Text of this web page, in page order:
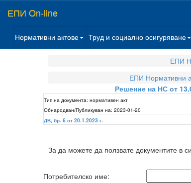
ЕПИ On-line
Нормативни актове Труд и социално осигуряване
ЕПИ
ЕПИ Нормативни
Решение на НС от
Тип на документа: нормативен акт
Обнародван/Публикуван на: 2023-01-20
ДВ, бр. 6 от 20.1.2023 г.
За да можете да ползвате документите в
Потребителско име: